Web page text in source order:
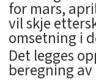
for mars,
vil skje
omsetning i
Det legges
beregning